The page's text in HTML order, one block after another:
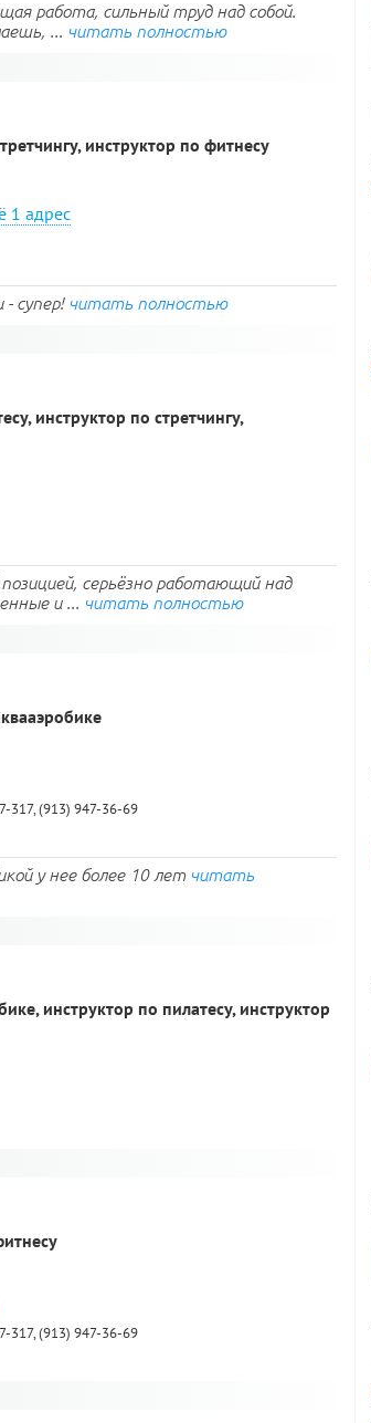
работа, сильный труд над собой.
... читать полностью
инструктор по фитнесу
1 адрес
супер! читать полностью
инструктор по стретчингу,
серьёзно работающий над
и ... читать полностью
317, (913) 947-36-69
у нее более 10 лет читать
инструктор по пилатесу, инструктор
317, (913) 947-36-69